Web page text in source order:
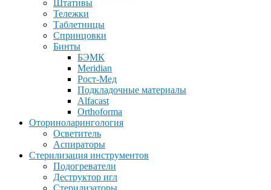
Штативы
Тележки
Таблетницы
Спринцовки
Бинты
БЭМК
Meridian
Рост-Мед
Подкладочные материалы
Alfacast
Orthoforma
Оториноларингология
Осветитель
Аспираторы
Стерилизация инструментов
Подогреватели
Деструктор игл
Стерилизаторы